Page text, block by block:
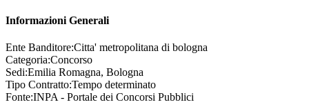
Informazioni Generali
Ente Banditore:Citta' metropolitana di bologna
Categoria:Concorso
Sedi:Emilia Romagna, Bologna
Tipo Contratto:Tempo determinato
Fonte:INPA - Portale dei Concorsi Pubblici